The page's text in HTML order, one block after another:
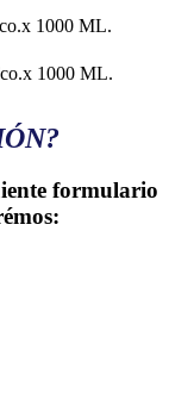
1000 ML.
1000 ML.
formulario